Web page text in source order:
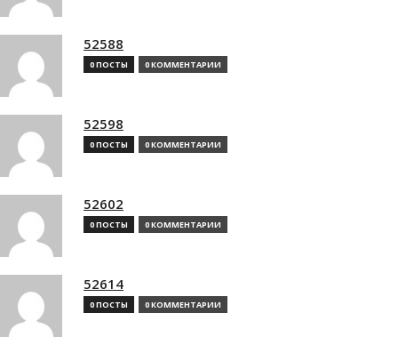
52588
0 ПОСТЫ 0 КОММЕНТАРИИ
52598
0 ПОСТЫ 0 КОММЕНТАРИИ
52602
0 ПОСТЫ 0 КОММЕНТАРИИ
52614
0 ПОСТЫ 0 КОММЕНТАРИИ